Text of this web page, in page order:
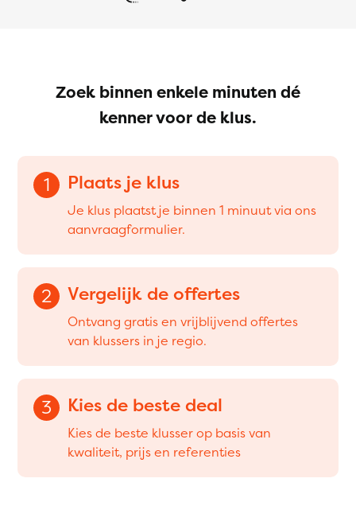
Zoek binnen enkele minuten dé
kenner voor de klus.
1 Plaats je klus
Je klus plaatst je binnen 1 minuut via ons
aanvraagformulier.
2 Vergelijk de offertes
Ontvang gratis en vrijblijvend offertes
van klussers in je regio.
3 Kies de beste deal
Kies de beste klusser op basis van
kwaliteit, prijs en referenties